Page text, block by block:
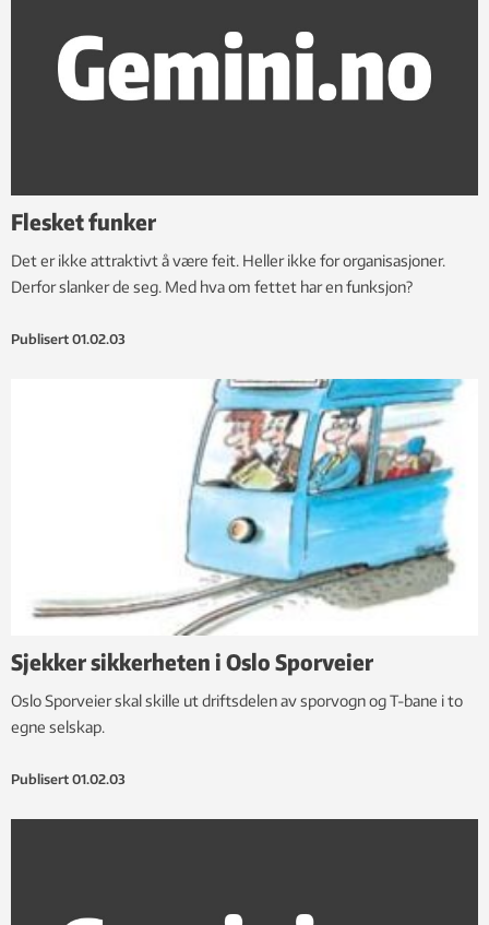
Flesket funker
Det er ikke attraktivt å være feit. Heller ikke for organisasjoner.
Derfor slanker de seg. Med hva om fettet har en funksjon?
Publisert 01.02.03
Sjekker sikkerheten i Oslo Sporveier
Oslo Sporveier skal skille ut driftsdelen av sporvogn og T-bane i to
egne selskap.
Publisert 01.02.03